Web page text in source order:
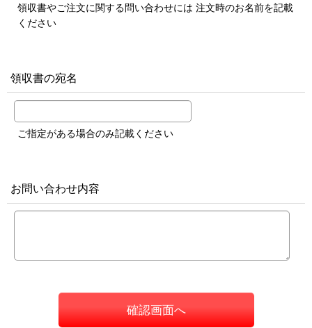
領収書やご注文に関する問い合わせには 注文時のお名前を記載
ください
領収書の宛名
ご指定がある場合のみ記載ください
お問い合わせ内容
確認画面へ